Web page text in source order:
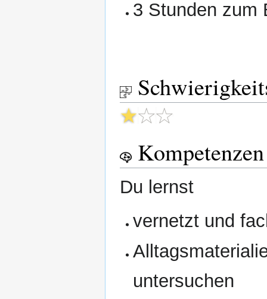
3 Stunden zum
Kompetenzen
Du lernst
vernetzt und
untersuchen